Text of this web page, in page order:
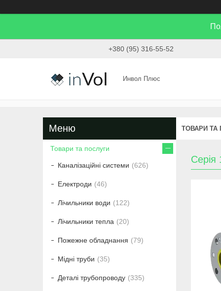
+380 (95) 316-55-52
Инвол Плюс
ТОВАРИ ТА
Серія
Товари та послуги
Каналізаційні системи 626
Електроди 46
Лічильники води 122
Лічильники тепла 20
Пожежне обладнання 79
Мідні труби 35
Деталі трубопроводу 335